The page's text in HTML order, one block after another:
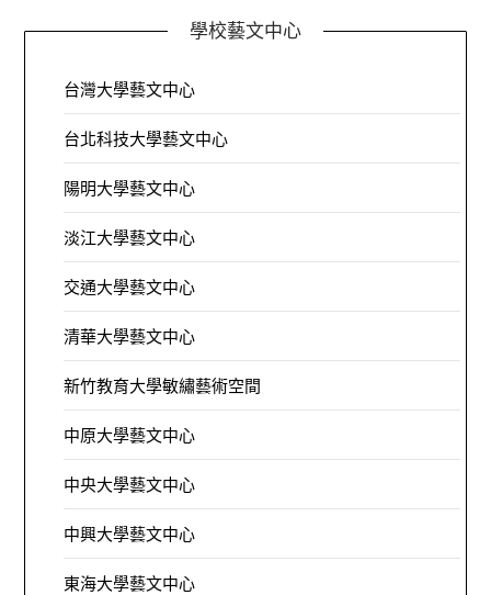
學校藝文中心
台灣大學藝文中心
台北科技大學藝文中心
陽明大學藝文中心
淡江大學藝文中心
交通大學藝文中心
清華大學藝文中心
新竹教育大學敏繡藝術空間
中原大學藝文中心
中央大學藝文中心
中興大學藝文中心
東海大學藝文中心